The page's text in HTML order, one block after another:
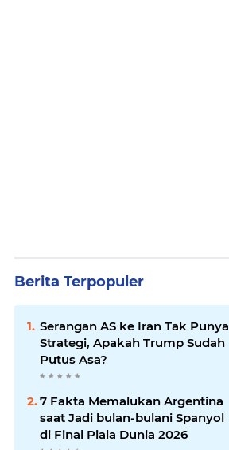
Berita Terpopuler
Serangan AS ke Iran Tak Punya
Strategi, Apakah Trump Sudah
Putus Asa?
7 Fakta Memalukan Argentina
saat Jadi bulan-bulani Spanyol
di Final Piala Dunia 2026